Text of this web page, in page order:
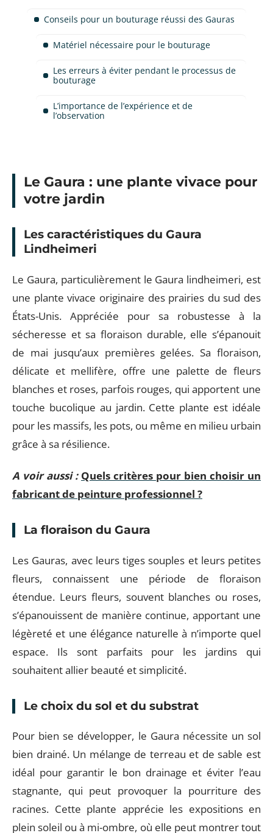
Conseils pour un bouturage réussi des Gauras
Matériel nécessaire pour le bouturage
Les erreurs à éviter pendant le processus de
bouturage
L’importance de l’expérience et de
l’observation
Le Gaura : une plante vivace pour
votre jardin
Les caractéristiques du Gaura
Lindheimeri
Le Gaura, particulièrement le Gaura lindheimeri, est
une plante vivace originaire des prairies du sud des
États-Unis. Appréciée pour sa robustesse à la
sécheresse et sa floraison durable, elle s’épanouit
de mai jusqu’aux premières gelées. Sa floraison,
délicate et mellifère, offre une palette de fleurs
blanches et roses, parfois rouges, qui apportent une
touche bucolique au jardin. Cette plante est idéale
pour les massifs, les pots, ou même en milieu urbain
grâce à sa résilience.
A voir aussi : Quels critères pour bien choisir un
fabricant de peinture professionnel ?
La floraison du Gaura
Les Gauras, avec leurs tiges souples et leurs petites
fleurs, connaissent une période de floraison
étendue. Leurs fleurs, souvent blanches ou roses,
s’épanouissent de manière continue, apportant une
légèreté et une élégance naturelle à n’importe quel
espace. Ils sont parfaits pour les jardins qui
souhaitent allier beauté et simplicité.
Le choix du sol et du substrat
Pour bien se développer, le Gaura nécessite un sol
bien drainé. Un mélange de terreau et de sable est
idéal pour garantir le bon drainage et éviter l’eau
stagnante, qui peut provoquer la pourriture des
racines. Cette plante apprécie les expositions en
plein soleil ou à mi-ombre, où elle peut montrer tout